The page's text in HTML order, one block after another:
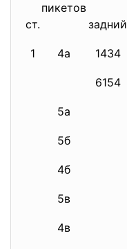
ст.
пикетов
задний
1 4а
1434
6154
5а
5б
4б
5в
4в